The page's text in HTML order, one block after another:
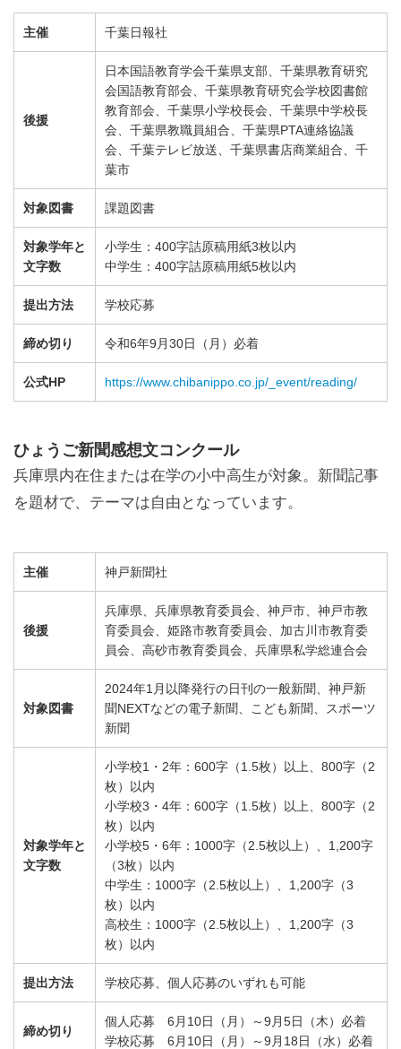
主催 千葉日報社
後援
日本国語教育学会千葉県支部、千葉県教育研究
会国語教育部会、千葉県教育研究会学校図書館
教育部会、千葉県小学校長会、千葉県中学校長
会、千葉県教職員組合、千葉県PTA連絡協議
会、千葉テレビ放送、千葉県書店商業組合、千
葉市
対象図書 課題図書
対象学年と
文字数
小学生：400字詰原稿用紙3枚以内
中学生：400字詰原稿用紙5枚以内
提出方法 学校応募
締め切り 令和6年9月30日（月）必着
公式HP https://www.chibanippo.co.jp/_event/reading/
ひょうご新聞感想文コンクール
兵庫県内在住または在学の小中高生が対象。新聞記事
を題材で、テーマは自由となっています。
主催 神戸新聞社
後援
兵庫県、兵庫県教育委員会、神戸市、神戸市教
育委員会、姫路市教育委員会、加古川市教育委
員会、高砂市教育委員会、兵庫県私学総連合会
対象図書
2024年1月以降発行の日刊の一般新聞、神戸新
聞NEXTなどの電子新聞、こども新聞、スポーツ
新聞
対象学年と
文字数
小学校1・2年：600字（1.5枚）以上、800字（2
枚）以内
小学校3・4年：600字（1.5枚）以上、800字（2
枚）以内
小学校5・6年：1000字（2.5枚以上）、1,200字
（3枚）以内
中学生：1000字（2.5枚以上）、1,200字（3
枚）以内
高校生：1000字（2.5枚以上）、1,200字（3
枚）以内
提出方法 学校応募、個人応募のいずれも可能
締め切り
個人応募 6月10日（月）～9月5日（木）必着
学校応募 6月10日（月）～9月18日（水）必着